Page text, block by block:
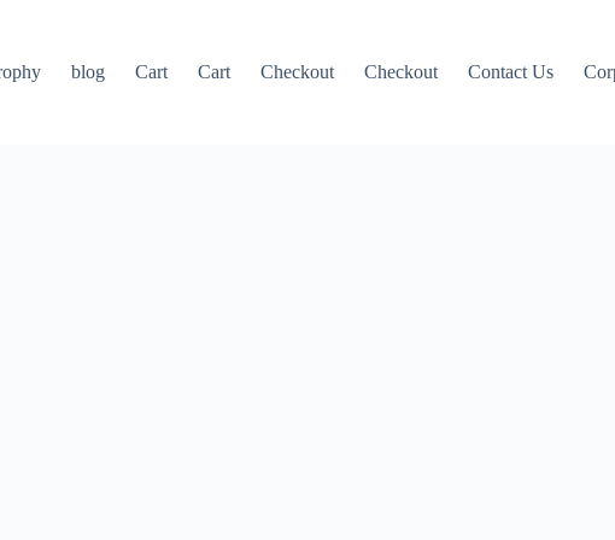
blog Cart Cart Checkout Checkout Contact Us